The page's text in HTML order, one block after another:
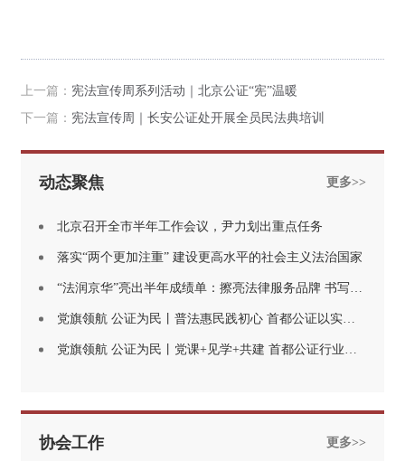
上一篇： 宪法宣传周系列活动｜北京公证“宪”温暖
下一篇： 宪法宣传周｜长安公证处开展全员民法典培训
动态聚焦 更多>>
北京召开全市半年工作会议，尹力划出重点任务
落实“两个更加注重” 建设更高水平的社会主义法治国家
“法润京华”亮出半年成绩单：擦亮法律服务品牌 书写法治惠民答卷
党旗领航 公证为民丨普法惠民践初心 首都公证以实干为党旗添彩
党旗领航 公证为民丨党课+见学+共建 首都公证行业这波“为党庆生”很走心
协会工作 更多>>